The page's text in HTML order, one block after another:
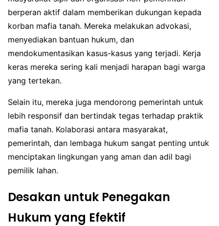
berperan aktif dalam memberikan dukungan kepada
korban mafia tanah. Mereka melakukan advokasi,
menyediakan bantuan hukum, dan
mendokumentasikan kasus-kasus yang terjadi. Kerja
keras mereka sering kali menjadi harapan bagi warga
yang tertekan.
Selain itu, mereka juga mendorong pemerintah untuk
lebih responsif dan bertindak tegas terhadap praktik
mafia tanah. Kolaborasi antara masyarakat,
pemerintah, dan lembaga hukum sangat penting untuk
menciptakan lingkungan yang aman dan adil bagi
pemilik lahan.
Desakan untuk Penegakan
Hukum yang Efektif